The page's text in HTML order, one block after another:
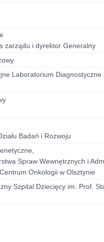
zarządu i dyrektor Generalny
Laboratorium Diagnostyczne
Badań i Rozwoju
Spraw Wewnętrznych i
Onkologii w Olsztynie
Szpital Dziecięcy im. Prof.